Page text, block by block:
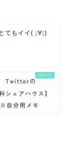
てもイイ( ;∀;)